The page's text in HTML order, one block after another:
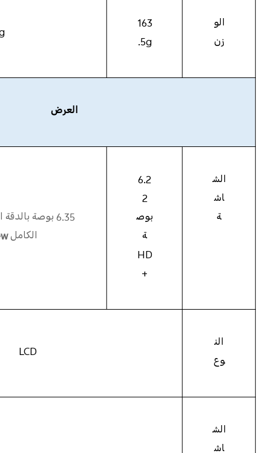
الو
زن
163
.5g
العرض
الش
اش
ة
6.2
2
بوص
ة
HD
+
6.35 بوصة
الكامل
الن
وع
LCD
الش